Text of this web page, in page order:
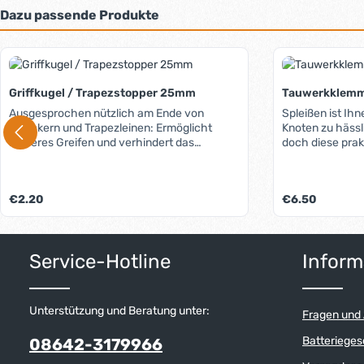
Dazu passende Produkte
Produktgalerie überspringen
Griffkugel / Trapezstopper 25mm
Ausgesprochen nützlich am Ende von
Streckern und Trapezleinen: Ermöglicht
sicheres Greifen und verhindert das
unterscheiden.
Regulärer Preis:
€2.20
Spleißen ist
Knoten zu
doch diese
jedem
Tauwerk ein
verwenden.
Bruch- und
Regulärer Preis:
€6.50
Service-Hotline
Unterstützung und Beratung unter:
08642-3179966
Fragen